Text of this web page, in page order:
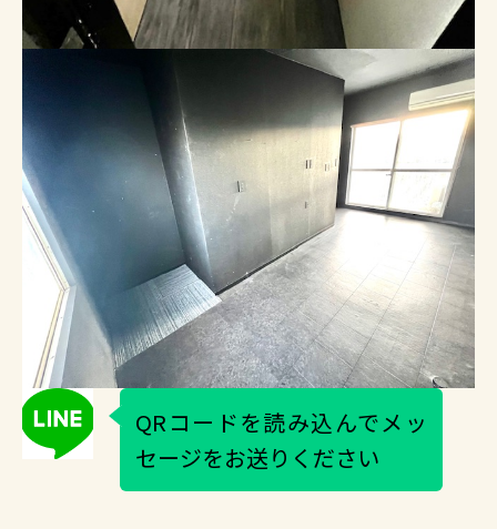
QRコードを読み込んでメッ
セージをお送りください